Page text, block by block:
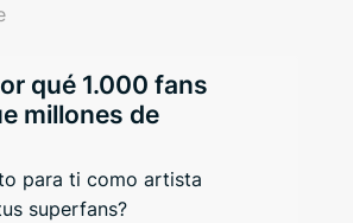
qué 1.000 fans
millones de
para ti como artista
superfans?